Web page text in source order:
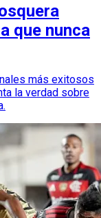
que nunca
más exitosos
la verdad sobre